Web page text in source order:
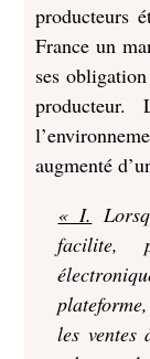
producteurs
France un
ses
producteur.
augmenté
« I.
facilite,
les